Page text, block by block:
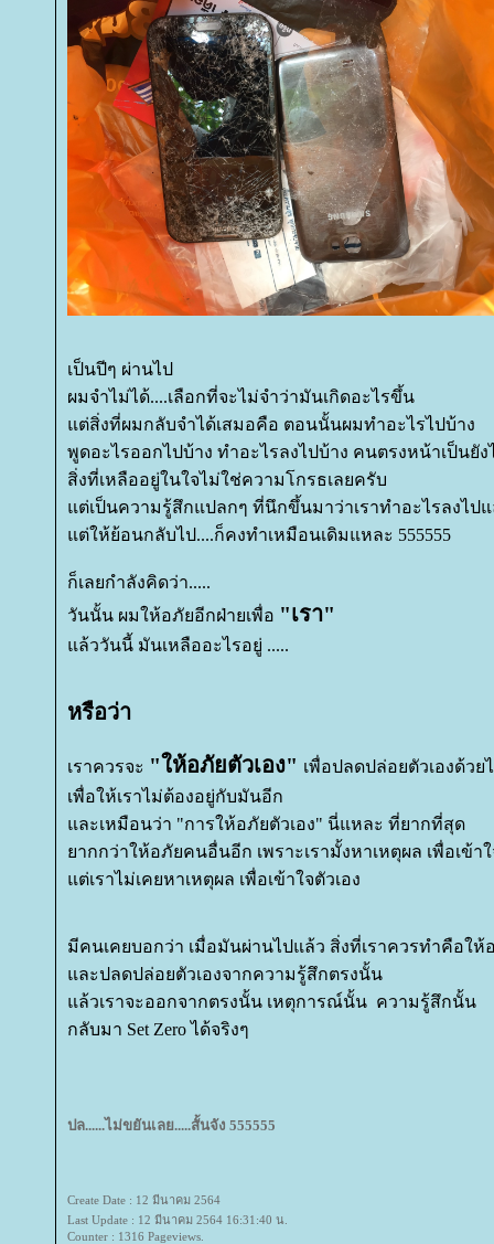
เป็นปีๆ ผ่านไป
ผมจำไม่ได้....เลือกที่จะไม่จำว่ามันเกิดอะไรขึ้น
ต่สิ่งที่ผมกลับจำได้เสมอคือ ตอนนั้นผมทำอะไรไปบ้าง
พูดอะไรออกไปบ้าง ทำอะไรลงไปบ้าง คนตรงหน้าเป็นยัง
สิ่งที่เหลืออยู่ในใจไม่ใช่ความโกรธเลยครับ
ต่เป็นความรู้สึกแปลกๆ ที่นึกขึ้นมาว่าเราทำอะไรลงไป
ต่ให้ย้อนกลับไป....ก็คงทำเหมือนเดิมแหละ 555555
ก็เลยกำลังคิดว่า.....
วันนั้น ผมให้อภัยอีกฝ่ายเพื่อ "เรา"
ล้ววันนี้ มันเหลืออะไรอยู่ .....
หรือว่า
เราควรจะ "ให้อภัยตัวเอง" เพื่อปลดปล่อยตัวเองด้วย
เพื่อให้เราไม่ต้องอยู่กับมันอีก
ละเหมือนว่า "การให้อภัยตัวเอง" นี่แหละ ที่ยากที่สุด
ากกว่าให้อภัยคนอื่นอีก เพราะเรามั้งหาเหตุผล เพื่อเข้า
ต่เราไม่เคยหาเหตุผล เพื่อเข้าใจตัวเอง
มีคนเคยบอกว่า เมื่อมันผ่านไปแล้ว สิ่งที่เราควรทำคือให้
ละปลดปล่อยตัวเองจากความรู้สึกตรงนั้น
ล้วเราจะออกจากตรงนั้น เหตุการณ์นั้น ความรู้สึกนั้น
กลับมา Set Zero ได้จริงๆ
ปล......ไม่ขยันเลย.....สั้นจัง 555555
Create Date : 12 มีนาคม 2564
Last Update : 12 มีนาคม 2564 16:31:40 น.
Counter : 1316 Pageviews.